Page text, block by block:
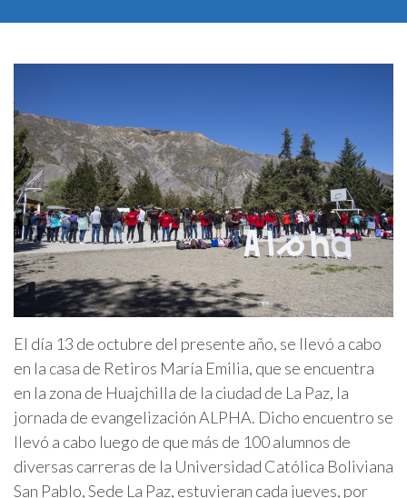
ONRES U.C.B.
El día 13 de octubre del presente año, se llevó a cabo
en la casa de Retiros María Emilia, que se encuentra
en la zona de Huajchilla de la ciudad de La Paz, la
jornada de evangelización ALPHA. Dicho encuentro se
llevó a cabo luego de que más de 100 alumnos de
diversas carreras de la Universidad Católica Boliviana
San Pablo, Sede La Paz, estuvieran cada jueves, por